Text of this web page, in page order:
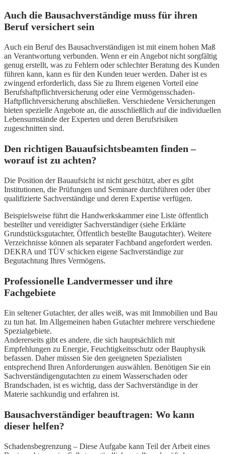
Auch die Bausachverständige muss für ihren
Beruf versichert sein
Auch ein Beruf des Bausachverständigen ist mit einem hohen Maß
an Verantwortung verbunden. Wenn er ein Angebot nicht sorgfältig
genug erstellt, was zu Fehlern oder schlechter Beratung des Kunden
führen kann, kann es für den Kunden teuer werden. Daher ist es
zwingend erforderlich, dass Sie zu Ihrem eigenen Vorteil eine
Berufshaftpflichtversicherung oder eine Vermögensschaden-
Haftpflichtversicherung abschließen. Verschiedene Versicherungen
bieten spezielle Angebote an, die ausschließlich auf die individuellen
Lebensumstände der Experten und deren Berufsrisiken
zugeschnitten sind.
Den richtigen Bauaufsichtsbeamten finden –
worauf ist zu achten?
Die Position der Bauaufsicht ist nicht geschützt, aber es gibt
Institutionen, die Prüfungen und Seminare durchführen oder über
qualifizierte Sachverständige und deren Expertise verfügen.
Beispielsweise führt die Handwerkskammer eine Liste öffentlich
bestellter und vereidigter Sachverständiger (siehe Erklärte
Grundstücksgutachter, Öffentlich bestellte Baugutachter). Weitere
Verzeichnisse können als separater Fachband angefordert werden.
DEKRA und TÜV schicken eigene Sachverständige zur
Begutachtung Ihres Vermögens.
Professionelle Landvermesser und ihre
Fachgebiete
Ein seltener Gutachter, der alles weiß, was mit Immobilien und Bau
zu tun hat. Im Allgemeinen haben Gutachter mehrere verschiedene
Spezialgebiete.
Andererseits gibt es andere, die sich hauptsächlich mit
Empfehlungen zu Energie, Feuchtigkeitsschutz oder Bauphysik
befassen. Daher müssen Sie den geeigneten Spezialisten
entsprechend Ihren Anforderungen auswählen. Benötigen Sie ein
Sachverständigengutachten zu einem Wasserschaden oder
Brandschaden, ist es wichtig, dass der Sachverständige in der
Materie sachkundig und erfahren ist.
Bausachverständiger beauftragen: Wo kann
dieser helfen?
Schadensbegrenzung – Diese Aufgabe kann Teil der Arbeit eines